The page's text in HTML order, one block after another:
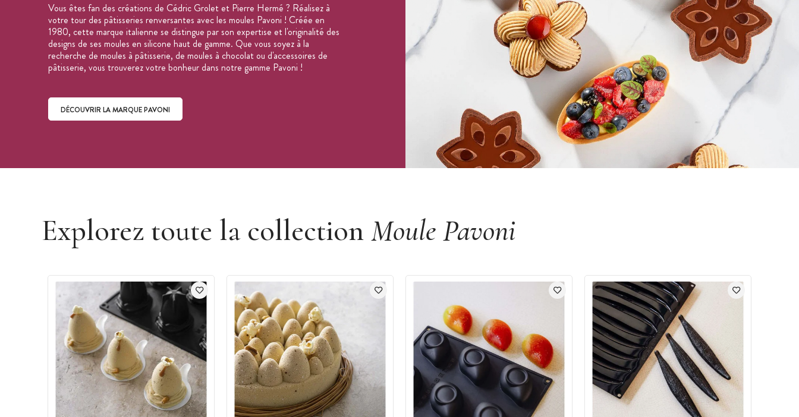
Vous êtes fan des créations de Cédric Grolet et Pierre Hermé ? Réalisez à
votre tour des pâtisseries renversantes avec les moules Pavoni ! Créée en
1980, cette marque italienne se distingue par son expertise et l'originalité des
designs de ses moules en silicone haut de gamme. Que vous soyez à la
recherche de moules à pâtisserie, de moules à chocolat ou d'accessoires de
pâtisserie, vous trouverez votre bonheur dans notre gamme Pavoni !
DÉCOUVRIR LA MARQUE PAVONI
Explorez toute la collection Moule Pavoni